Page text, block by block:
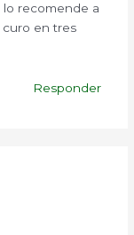
lo recomende a
curo en tres
Responder